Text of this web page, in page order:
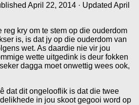
April 22, 2014 · Updated April
reg kry om te stem op die ouderdom
is, is dat jy op die ouderdom van
wet. As daardie nie vir jou
wette uitgedink is deur fokken
dagga moet onwettig wees ook,
dat dit ongelooflik is dat die twee
in jou skoot gegooi word op